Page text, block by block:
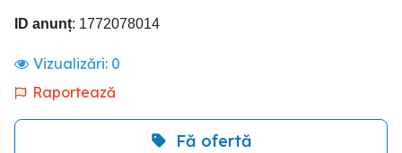
ID anunț: 1772078014
Vizualizări: 0
Raportează
Fă ofertă